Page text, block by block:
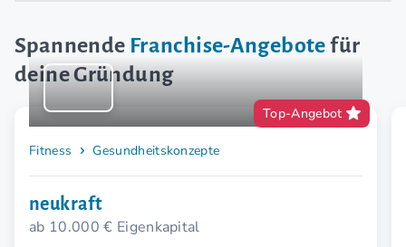
Spannende Franchise-Angebotefür
deine Gründung
Top-Angebot
Fitness Gesundheitskonzepte
neukraft
ab 10.000 € Eigenkapital